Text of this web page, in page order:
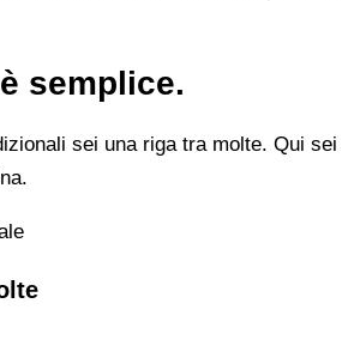
semplice.
sei una riga tra molte. Qui sei